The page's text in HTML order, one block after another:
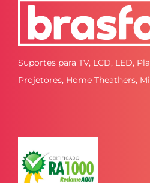
Suportes para TV, LCD, LED,
Projetores, Home Theathers,